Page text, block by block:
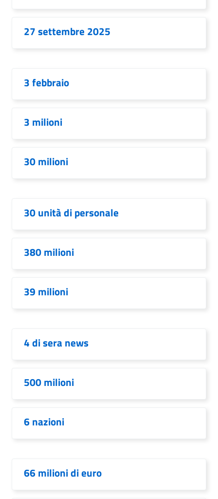
27 settembre 2025
3 febbraio
3 milioni
30 milioni
30 unità di personale
380 milioni
39 milioni
4 di sera news
500 milioni
6 nazioni
66 milioni di euro